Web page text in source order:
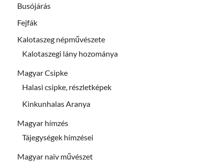
Busójárás
Fejfák
Kalotaszeg népművészete
Kalotaszegi lány hozománya
Magyar Csipke
Halasi csipke, részletképek
Kinkunhalas Aranya
Magyar hímzés
Tájegységek hímzései
Magyar naiv művészet